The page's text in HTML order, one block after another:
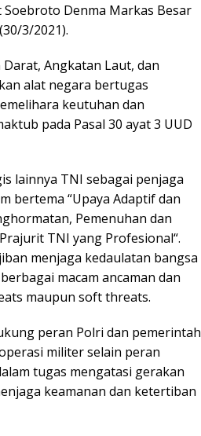
Denma Markas Besar
3/2021).
Angkatan Laut, dan
alat negara bertugas
keutuhan dan
pada Pasal 30 ayat 3 UUD
lainnya TNI sebagai penjaga
bertema “Upaya Adaptif dan
Pemenuhan dan
TNI yang Profesional“.
menjaga kedaulatan bangsa
macam ancaman dan
maupun soft threats.
peran Polri dan pemerintah
militer selain peran
tugas mengatasi gerakan
keamanan dan ketertiban